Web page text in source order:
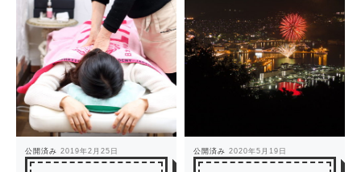
公開済み 2019年2月25日 公開済み 2020年5月19日